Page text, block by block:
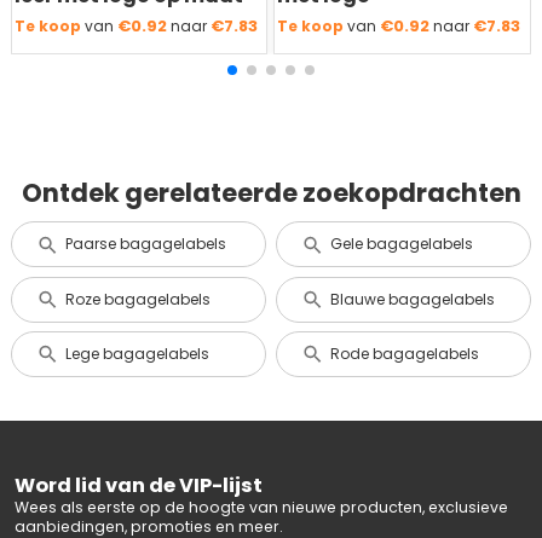
Te koop van €0.92naar €7.83 Te koop van €0.92naar €7.83
Ontdek gerelateerde zoekopdrachten
Paarse bagagelabels Gele bagagelabels
Roze bagagelabels Blauwe bagagelabels
Lege bagagelabels Rode bagagelabels
Word lid van de VIP-lijst
Wees als eerste op de hoogte van nieuwe producten, exclusieve
aanbiedingen, promoties en meer.